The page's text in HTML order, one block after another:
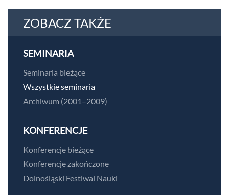
ZOBACZ TAKŻE
SEMINARIA
Seminaria bieżące
Wszystkie seminaria
Archiwum (2001–2009)
KONFERENCJE
Konferencje bieżące
Konferencje zakończone
Dolnośląski Festiwal Nauki